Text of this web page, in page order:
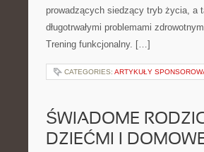
prowadzących siedzący tryb życia, a
długotrwałymi problemami
Trening funkcjonalny. […]
CATEGORIES: ARTYKUŁY
ŚWIADOME
DZIEĆMI I